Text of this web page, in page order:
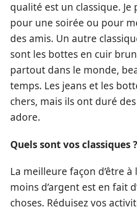
qualité est un classique. Je
pour une soirée ou pour
des amis. Un autre
sont les bottes en cuir
partout dans le monde,
temps. Les jeans et les
chers, mais ils ont duré
adore.
Quels sont vos classiques ?
La meilleure façon d’être à
moins d’argent est en fait
choses. Réduisez vos